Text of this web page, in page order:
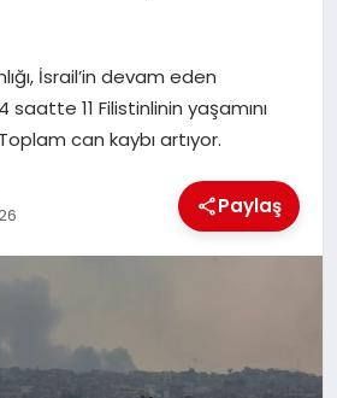
İsrail’in devam eden
saatte 11 Filistinlinin yaşamını
can kaybı artıyor.
Paylaş